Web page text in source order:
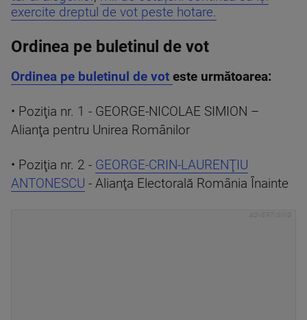
exercite dreptul de vot peste hotare.
Ordinea pe buletinul de vot
Ordinea pe buletinul de vot este următoarea:
• Poziţia nr. 1 - GEORGE-NICOLAE SIMION –
Alianţa pentru Unirea Românilor
• Poziţia nr. 2 - GEORGE-CRIN-LAURENŢIU
ANTONESCU - Alianţa Electorală România Înainte